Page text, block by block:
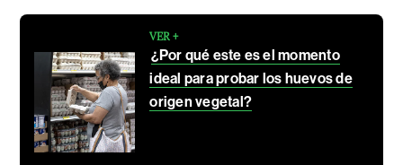
VER +
¿Por qué este es el momento
ideal para probar los huevos de
origen vegetal?